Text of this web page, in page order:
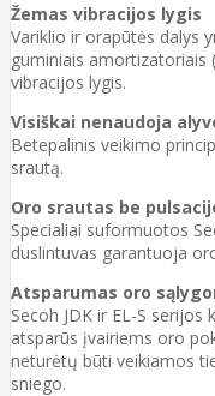
Žemas vibracijos lygis
Variklio ir orapūtės dalys
guminiais amortizatoriais
vibracijos lygis.
Visiškai nenaudoja
Betepalinis veikimo
srautą.
Oro srautas be
Specialiai suformuotos
duslintuvas garantuoja
Atsparumas oro
Secoh JDK ir EL-S
atsparūs įvairiems oro
neturėtų būti veikiamos
sniego.